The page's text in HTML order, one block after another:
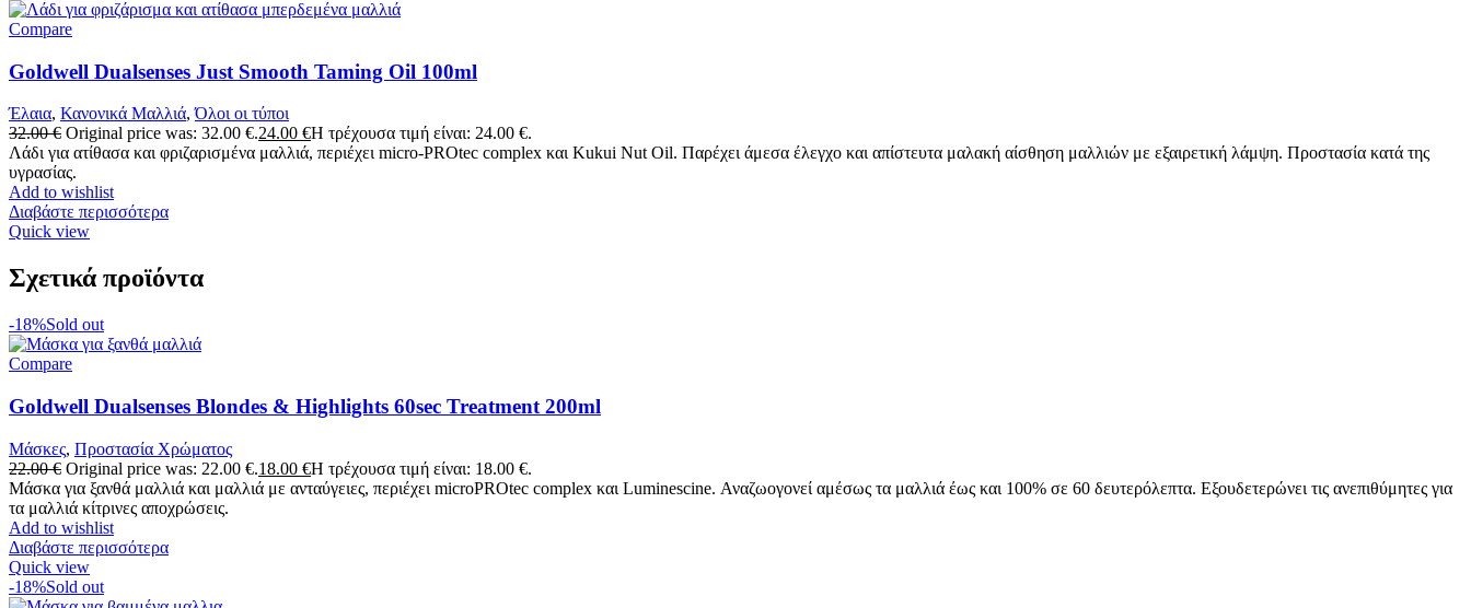
Compare
Goldwell Dualsenses Just Smooth Taming Oil 100ml
Έλαια, Κανονικά Μαλλιά,Όλοι οι τύποι
32.00€ Original price was: 32.00 €.24.00 €Η τρέχουσα τιμή είναι: 24.00 €.
Λάδι για ατίθασα και φριζαρισμένα μαλλιά, περιέχει micro-PROtec complex και Kukui Nut Oil. Παρέχει άμεσα έλεγχο και απίστευτα μαλακή αίσθηση μαλλιών με εξαιρετική λάμψη. Προστασία κατά της
υγρασίας.
Add to wishlist
Διαβάστε περισσότερα
Quick view
Σχετικά προϊόντα
-18%Sold out
Compare
Goldwell Dualsenses Blondes & Highlights 60sec Treatment 200ml
Μάσκες, Προστασία Χρώματος
22.00€ Original price was: 22.00 €.18.00 €Η τρέχουσα τιμή είναι: 18.00 €.
Μάσκα για ξανθά μαλλιά και μαλλιά με ανταύγειες, περιέχει microPROtec complex και Luminescine. Αναζωογονεί αμέσως τα μαλλιά έως και 100% σε 60 δευτερόλεπτα. Εξουδετερώνει τις ανεπιθύμητες για
τα μαλλιά κίτρινες αποχρώσεις.
Add to wishlist
Διαβάστε περισσότερα
Quick view
-18%Sold out